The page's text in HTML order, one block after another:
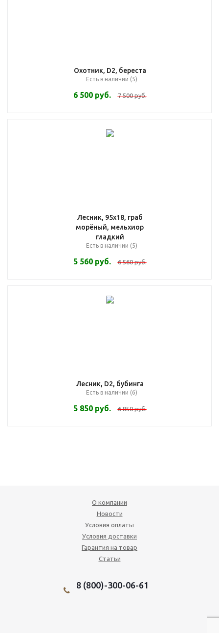
Охотник, D2, береста
Есть в наличии (5)
6 500руб. 7 500руб.
Лесник, 95х18, граб
морёный, мельхиор
гладкий
Есть в наличии (5)
5 560руб. 6 560руб.
Лесник, D2, бубинга
Есть в наличии (6)
5 850руб. 6 850руб.
О компании
Новости
Условия оплаты
Условия доставки
Гарантия на товар
Статьи
8 (800)-300-06-61